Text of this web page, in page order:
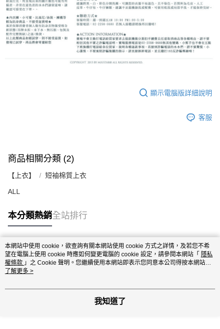
顯示電腦版詳細說明
客服
商品相關分類 (2)
【上衣】 短袖棉質上衣
ALL
本分類熱銷全站排行
熱門標籤
本網站中使用 cookie，欲查詢有關本網站使用 cookie 方式之詳情，及若您不希
望在電腦上使用 cookie 時應如何變更電腦的 cookie 設定，請參閱本網站「 隱私
權條款 」之 Cookie 聲明。您繼續使用本網站即表示您同意本公司得按本網站使
用條款之 Cookie 聲明使用 cookie。
了解更多 >
我知道了